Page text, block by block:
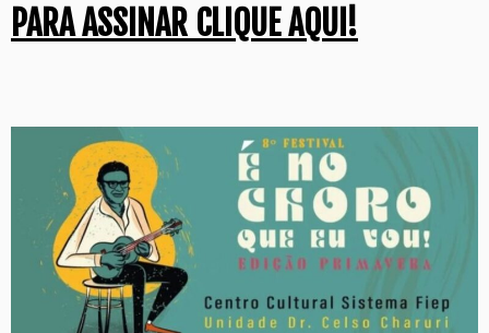
PARA ASSINAR CLIQUE AQUI!